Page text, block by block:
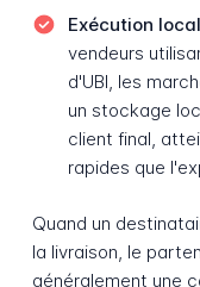
Exécution
vendeurs
d'UBI, les
un stockage
client final,
rapides que
Quand un
la livraison, le
généralement une